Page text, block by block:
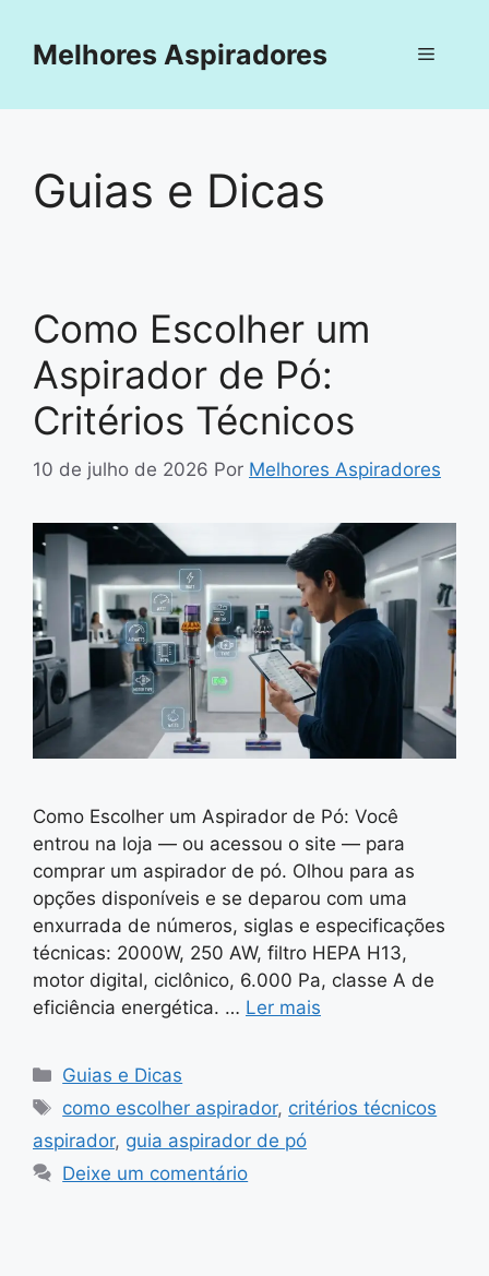
paraMelhores Aspiradores Menu
Guias e Dicas
Como Escolher um
Aspirador de Pó:
Critérios Técnicos
10 de julho de 2026 Por Melhores Aspiradores
Como Escolher um Aspirador de Pó: Você
entrou na loja — ou acessou o site — para
comprar um aspirador de pó. Olhou para as
opções disponíveis e se deparou com uma
enxurrada de números, siglas e especificações
técnicas: 2000W, 250 AW, filtro HEPA H13,
motor digital, ciclônico, 6.000 Pa, classe A de
eficiência energética. … Ler mais
Categorias
Guias e Dicas
Tags
como escolher aspirador, critérios técnicos
aspirador, guia aspirador de pó
Deixe um comentário